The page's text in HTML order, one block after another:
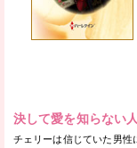
決して愛を知らない
チェリーは信じていた男